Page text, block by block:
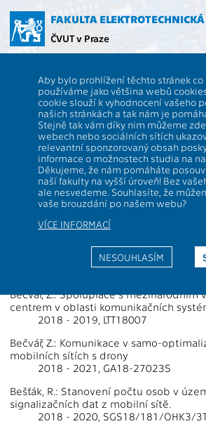
hlavní
obsah
FAKULTA ELEKTROTECHNICKÁ
ČVUT v Praze
Aby bylo prohlížení těchto stránek
používáme jako většina webů
cookie slouží k vyhodnocení vašeho
našich stránkách a tak nám je
Stejně tak vám díky nim můžeme
webech nebo sociálních sítích
relevantní sponzorovaný obsah
informace o možnostech studia na
Děkujeme, že nám pomáháte
naší fakulty na vyšší úroveň! Bez
ale nesvedeme. Souhlasíte, že
vaše brouzdání po našem webu?
VÍCE INFORMACÍ
NESOUHLASÍM
13000 / 13132 -
telekomunikační
Projekty podporované
Bečvář, Z.: Game theoretic aspects of
access with dynamic medium access
heterogeneous networks
2016 - 2018, 8G15008
Bečvář, Z.: Flexibilní radiová přístupová
mobilní komunikace
2017 - 2019, SGS17/184/OHK3/
Bečvář, Z.: Spolupráce s mezinárodním
centrem v oblasti komunikačních
2018 - 2019, LTT18007
Bečvář, Z.: Komunikace v samo-
mobilních sítích s drony
2018 - 2021, GA18-27023S
Bešťák, R.: Stanovení počtu osob v
signalizačních dat z mobilní sítě.
2018 - 2020, SGS18/181/OHK3/